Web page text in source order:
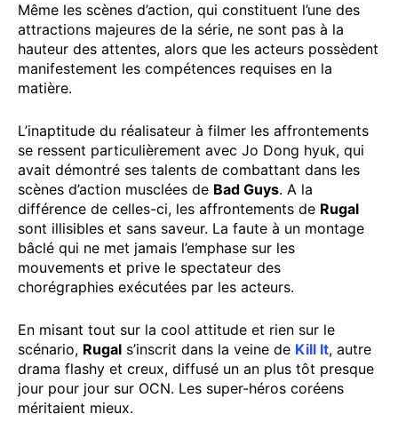
Même les scènes d’action, qui constituent l’une des
attractions majeures de la série, ne sont pas à la
hauteur des attentes, alors que les acteurs possèdent
manifestement les compétences requises en la
matière.
L’inaptitude du réalisateur à filmer les affrontements
se ressent particulièrement avec Jo Dong hyuk, qui
avait démontré ses talents de combattant dans les
scènes d’action musclées de Bad Guys. A la
différence de celles-ci, les affrontements de Rugal
sont illisibles et sans saveur. La faute à un montage
bâclé qui ne met jamais l’emphase sur les
mouvements et prive le spectateur des
chorégraphies exécutées par les acteurs.
En misant tout sur la cool attitude et rien sur le
scénario, Rugal s’inscrit dans la veine de Kill It, autre
drama flashy et creux, diffusé un an plus tôt presque
jour pour jour sur OCN. Les super-héros coréens
méritaient mieux.